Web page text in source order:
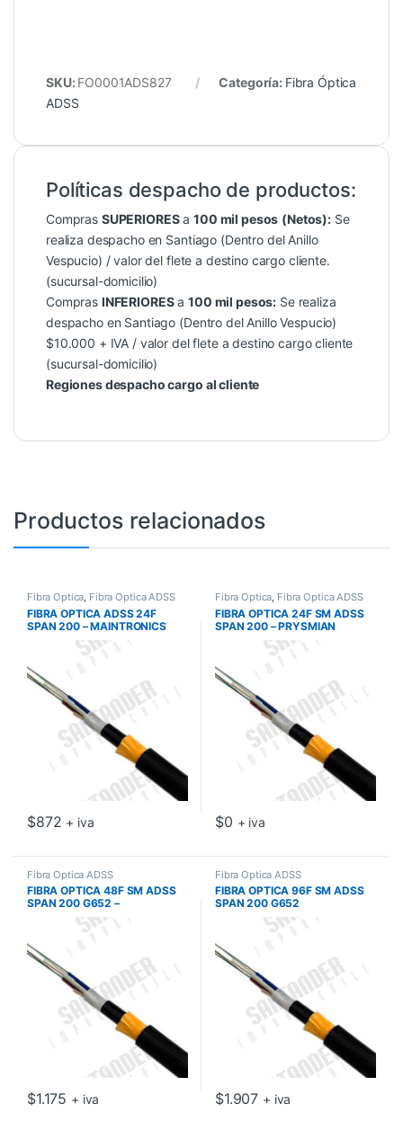
SKU: FO0001ADS827 Categoría: Fibra Óptica
ADSS
Políticas despacho de productos:
Compras SUPERIORESa100 mil pesos (Netos): Se
realiza despacho en Santiago (Dentro del Anillo
Vespucio) / valor del flete a destino cargo cliente.
(sucursal-domicilio)
Compras INFERIORESa100 mil pesos: Se realiza
despacho en Santiago (Dentro del Anillo Vespucio)
$10.000 + IVA / valor del flete a destino cargo cliente
(sucursal-domicilio)
Regiones despacho cargo al cliente
Productos relacionados
Fibra Óptica, Fibra Óptica ADSS
FIBRA OPTICA ADSS 24F
SPAN 200 – MAINTRONICS
$872 + iva
Fibra Óptica, Fibra Óptica ADSS
FIBRA OPTICA 24F SM ADSS
SPAN 200 – PRYSMIAN
$0 + iva
Fibra Óptica ADSS
FIBRA OPTICA 48F SM ADSS
SPAN 200 G652 –
MAINTRONICS
$1.175 + iva
Fibra Óptica ADSS
FIBRA OPTICA 96F SM ADSS
SPAN 200 G652
MAINTRONICS
$1.907 + iva